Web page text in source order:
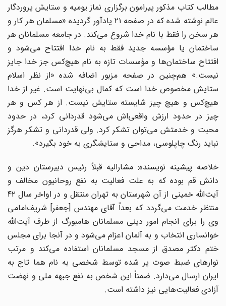
مطالب کتاب مذکور پیرامون برگزاری نماز یومیه و ستایش پروردگار
عالم نوشته شده که در صفحه ۲۱ یادآور گردیده «مسلمان هر کار و
هر سخن را فقط با نام خدا شروع می‌کند. در جامعه مسلمانان هر
ساختمان یا مؤسسه جدید فقط به نام خدا افتتاح می‌شود و
افتتاح ساختمان‌ها و مؤسسات تازه به نام هیچ‌کس جز خدا جایز
نیست.» هم‌چنین در صفحه مزبور اضافه شده «از نظر اسلام
ستایش مخصوص خدا است که کمال بی‌نهایت است. غیر از خدا
هیچ‌کس و هیچ چیز شایسته ستایش نیست. از هر کس و هر
چیز در حدود ارزش واقعی‌اش می‌شود قدردانی کرد، در حدود
محبت و خدمتش می‌توان تشکر کرد. ولی قدردانی و تشکر هرگز
نباید رنگ چاپلوسی، مداحی و ستایشگری به خود بگیرد».
خلاصه پیشینه نویسنده: مشارالیه قبلاً رئیس دبیرستان دین و
دانش قم بوده که به علت فعالیت به نفع روحانیون مخالف و
آیت‌الله خمینی از آن شهرستان به تهران منتقل و در اواخر سال ۴۲
منتظر خدمت می‌گردد که بعداً آقای مهندس [جعفر] شریف‌امامی
وی را برای انجام امور دینی مسلمانان ‌هامبورگ از طرف آیت‌الله
خوانساری انتخاب و به آلمان اعزام می‌شود و در آنجا برای مجلس
ختم دکتر مصدق از مسجد مسلمانان استفاده می‌کند و مرتب
نوار‌های ضبط صوت پر شده توسط شخصی به نام هما تاج به
ایران ارسال می‌دارد. ضمناً این شخص به نفع جبهه ملی و نهضت
آزادی فعالیت‌هایی نیز داشته است.